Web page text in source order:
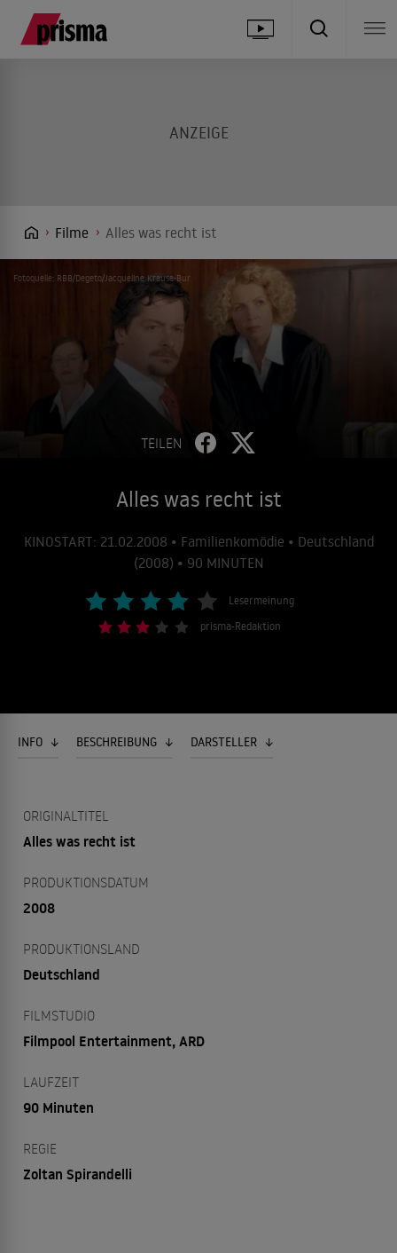
Filme Alles was recht ist
Fotoquelle: RBB/Degeto/Jacqueline Krause-Bur
TEILEN
Alles was recht ist
KINOSTART: 21.02.2008 • Familienkomödie • Deutschland
(2008) • 90 MINUTEN
Lesermeinung
prisma-Redaktion
INFO BESCHREIBUNG DARSTELLER
ORIGINALTITEL
Alles was recht ist
PRODUKTIONSDATUM
2008
PRODUKTIONSLAND
Deutschland
FILMSTUDIO
Filmpool Entertainment, ARD
LAUFZEIT
90 Minuten
REGIE
Zoltan Spirandelli